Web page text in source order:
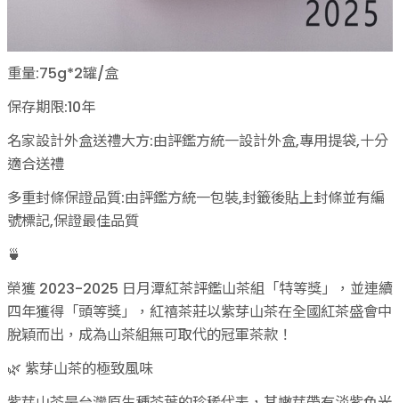
重量:75g*2罐/盒
保存期限:10年
名家設計外盒送禮大方:由評鑑方統一設計外盒,專用提袋,十分
適合送禮
多重封條保證品質:由評鑑方統一包裝,封籤後貼上封條並有編
號標記,保證最佳品質
🍵
榮獲 2023-2025 日月潭紅茶評鑑山茶組「特等獎」，並連續
四年獲得「頭等獎」，紅禧茶莊以紫芽山茶在全國紅茶盛會中
脫穎而出，成為山茶組無可取代的冠軍茶款！
🌿 紫芽山茶的極致風味